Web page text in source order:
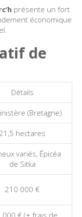
présente un fort
économique
de
Détails
(Bretagne)
hectares
variés, Épicéa
de Sitka
210 000 €